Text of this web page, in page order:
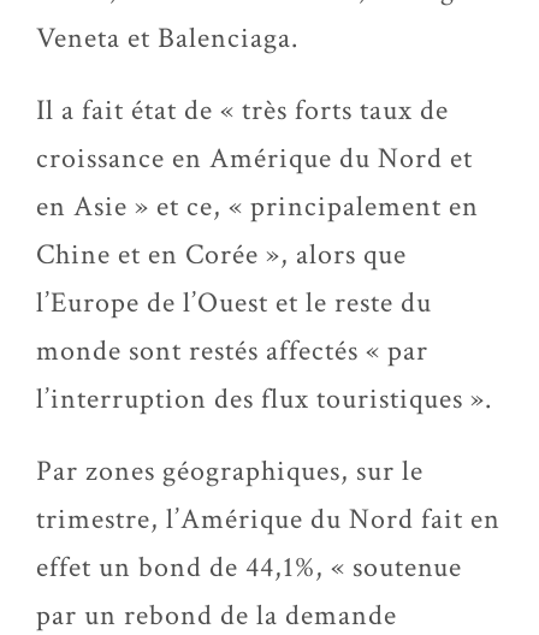
Veneta et Balenciaga.
Il a fait état de « très forts taux de
croissance en Amérique du Nord et
en Asie » et ce, « principalement en
Chine et en Corée », alors que
l’Europe de l’Ouest et le reste du
monde sont restés affectés « par
l’interruption des flux touristiques ».
Par zones géographiques, sur le
trimestre, l’Amérique du Nord fait en
effet un bond de 44,1%, « soutenue
par un rebond de la demande